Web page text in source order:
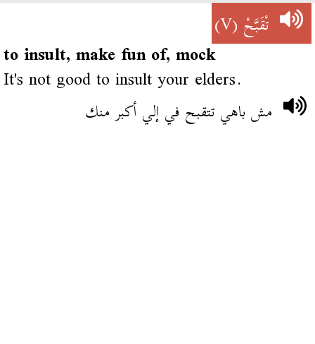
تْقَبَّحْ(V)
to insult, make fun of, mock
It's not good to insult your elders.
مش باهي تتقبح في إلي أكبر منك